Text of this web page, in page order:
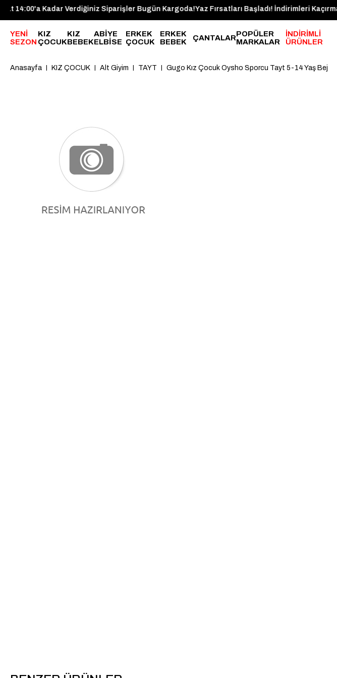
Saat 14:00'a Kadar Verdiğiniz Siparişler Bugün Kargoda!Yaz Fırsatları Başladı!
YENİ
SEZON
KIZ
ÇOCUK
KIZ
BEBEK
ABİYE
ELBİSE
ERKEK
ÇOCUK
ERKEK
BEBEK
ÇANTALARPOPÜLER
MARKALAR
İNDİRİMLİ
ÜRÜNLER
Anasayfa KIZ ÇOCUK Alt Giyim TAYT Gugo Kız Çocuk Oysho Sporcu Tayt 5-14 Yaş Bej